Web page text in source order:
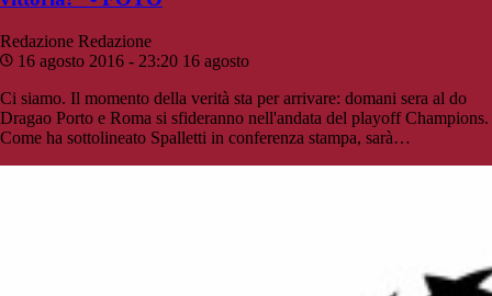
Redazione Redazione
16 agosto 2016 - 23:20 16 agosto
Ci siamo. Il momento della verità sta per arrivare: domani sera al do
Dragao Porto e Roma si sfideranno nell'andata del playoff Champions.
Come ha sottolineato Spalletti in conferenza stampa, sarà…